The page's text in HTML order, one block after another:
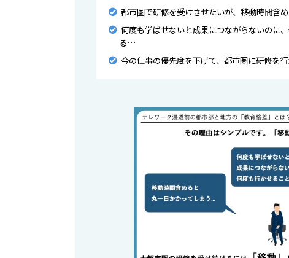
都市圏で研修を受けさせたいが、移動時間含
何度も学ばせないと成果につながらないのに
る…
今の仕事の優先度を下げて、都市圏に研修を